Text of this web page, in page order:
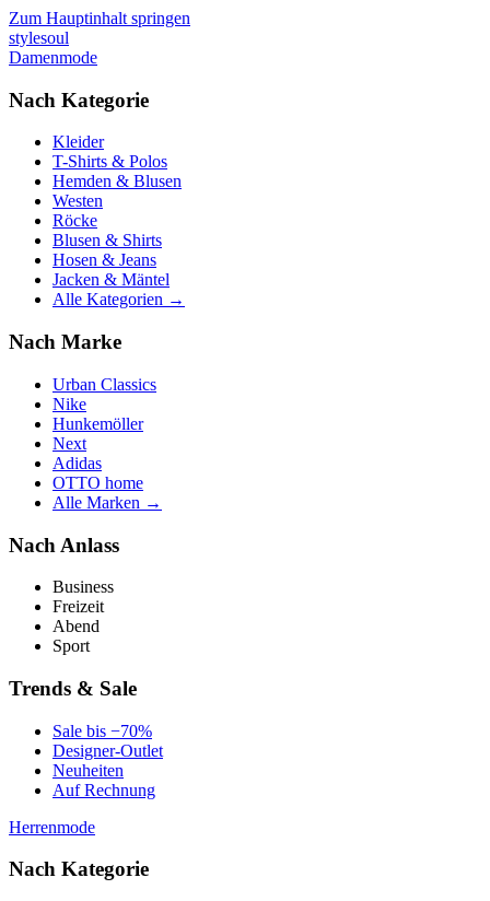
Zum Hauptinhalt springen
stylesoul
Damenmode
Nach Kategorie
Kleider
T-Shirts & Polos
Hemden & Blusen
Westen
Röcke
Blusen & Shirts
Hosen & Jeans
Jacken & Mäntel
Alle Kategorien →
Nach Marke
Urban Classics
Nike
Hunkemöller
Next
Adidas
OTTO home
Alle Marken →
Nach Anlass
Business
Freizeit
Abend
Sport
Trends & Sale
Sale bis −70%
Designer-Outlet
Neuheiten
Auf Rechnung
Herrenmode
Nach Kategorie